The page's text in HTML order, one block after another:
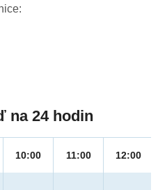
na 24 hodin
10:00 11:00 12:00